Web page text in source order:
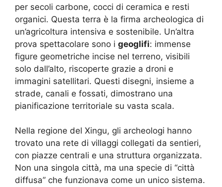
per secoli carbone, cocci di ceramica e resti
organici. Questa terra è la firma archeologica di
un’agricoltura intensiva e sostenibile. Un’altra
prova spettacolare sono i geoglifi: immense
figure geometriche incise nel terreno, visibili
solo dall’alto, riscoperte grazie a droni e
immagini satellitari. Questi disegni, insieme a
strade, canali e fossati, dimostrano una
pianificazione territoriale su vasta scala.
Nella regione del Xingu, gli archeologi hanno
trovato una rete di villaggi collegati da sentieri,
con piazze centrali e una struttura organizzata.
Non una singola città, ma una specie di “città
diffusa” che funzionava come un unico sistema.